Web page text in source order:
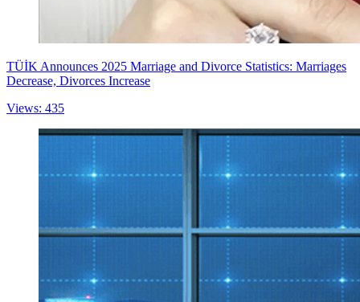
TÜİK Announces 2025 Marriage and Divorce Statistics: Marriages
Decrease, Divorces Increase
Views: 435